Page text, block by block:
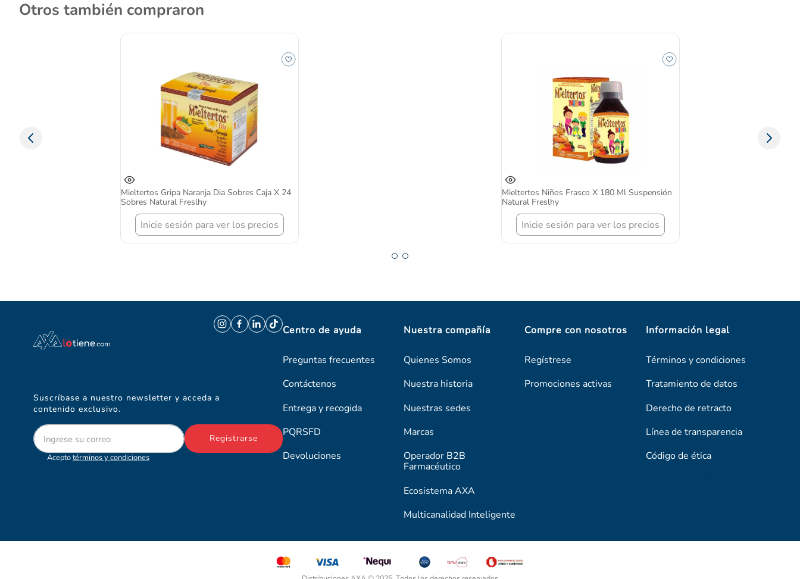
Otros también compraron
Mieltertos Gripa Naranja Dia Sobres Caja X 24
Sobres Natural Freslhy
Inicie sesión para ver los precios
Mieltertos Niños Frasco X 180 Ml Suspensión
Natural Freslhy
Inicie sesión para ver los precios
Suscríbase a nuestro newsletter y acceda a
contenido exclusivo.
Aceptotérminos y condiciones
Registrarse
Centro de ayuda
Preguntas frecuentes
Contáctenos
Entrega y recogida
PQRSFD
Devoluciones
Nuestra compañía
Quienes Somos
Nuestra historia
Nuestras sedes
Marcas
Operador B2B
Farmacéutico
Ecosistema AXA
Multicanalidad Inteligente
Compre con nosotros
Regístrese
Promociones activas
Información legal
Términos y condiciones
Tratamiento de datos
Derecho de retracto
Línea de transparencia
Código de ética